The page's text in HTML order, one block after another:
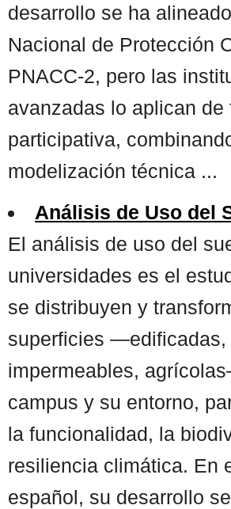
desarrollo se ha
Nacional de Protección
PNACC-2, pero las
avanzadas lo aplican de
participativa,
modelización técnica ...
Análisis de Uso del
El análisis de uso del
universidades es el
se distribuyen y
superficies —edificadas,
impermeables,
campus y su entorno,
la funcionalidad, la
resiliencia climática. En
español, su desarrollo